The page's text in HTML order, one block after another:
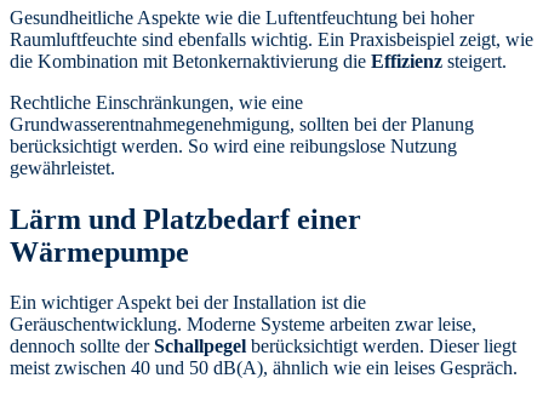
Gesundheitliche Aspekte wie die Luftentfeuchtung bei hoher
Raumluftfeuchte sind ebenfalls wichtig. Ein Praxisbeispiel zeigt, wie
die Kombination mit Betonkernaktivierung die Effizienz steigert.
Rechtliche Einschränkungen, wie eine
Grundwasserentnahmegenehmigung, sollten bei der Planung
berücksichtigt werden. So wird eine reibungslose Nutzung
gewährleistet.
Lärm und Platzbedarf einer
Wärmepumpe
Ein wichtiger Aspekt bei der Installation ist die
Geräuschentwicklung. Moderne Systeme arbeiten zwar leise,
dennoch sollte derSchallpegel berücksichtigt werden. Dieser liegt
meist zwischen 40 und 50 dB(A), ähnlich wie ein leises Gespräch.